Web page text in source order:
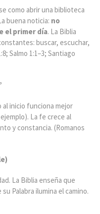
como abrir una biblioteca
buena noticia: no
el primer día. La Biblia
buscar, escuchar,
Salmo 1:1–3; Santiago
al inicio funciona mejor
La fe crece al
y constancia. (Romanos
La Biblia enseña que
Palabra ilumina el camino.